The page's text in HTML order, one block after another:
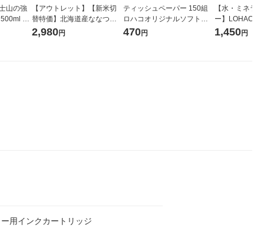
山の強
1
【アウトレット】【新米切
替特価】北海道産ななつぼ
し 無洗米 5kg 1袋 令和7年産
2,980円
ティッシュペーパー 150組
ロハコオリジナルソフトパ
ックティッシュ フィオナ オ
470円
【水・ミネラ
ー】LOHACO
1箱（20本入
1,450円
用インクカートリッジ